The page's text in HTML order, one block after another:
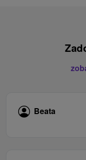
Beata